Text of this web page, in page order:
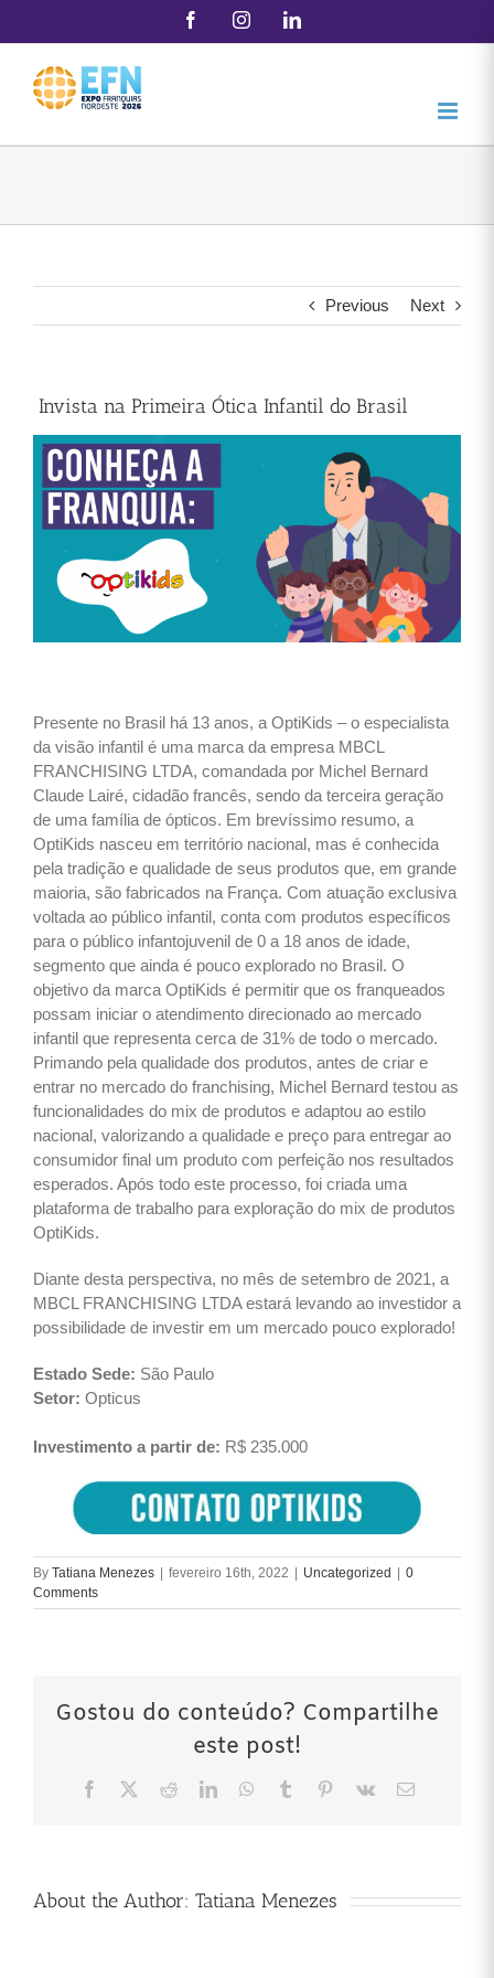
FacebookInstagramLinkedIn
Previous Next
Invista na Primeira Ótica Infantil do Brasil
Presente no Brasil há 13 anos, a OptiKids – o especialista
da visão infantil é uma marca da empresa MBCL
FRANCHISING LTDA, comandada por Michel Bernard
Claude Lairé, cidadão francês, sendo da terceira geração
de uma família de ópticos. Em brevíssimo resumo, a
OptiKids nasceu em território nacional, mas é conhecida
pela tradição e qualidade de seus produtos que, em grande
maioria, são fabricados na França. Com atuação exclusiva
voltada ao público infantil, conta com produtos específicos
para o público infantojuvenil de 0 a 18 anos de idade,
segmento que ainda é pouco explorado no Brasil. O
objetivo da marca OptiKids é permitir que os franqueados
possam iniciar o atendimento direcionado ao mercado
infantil que representa cerca de 31% de todo o mercado.
Primando pela qualidade dos produtos, antes de criar e
entrar no mercado do franchising, Michel Bernard testou as
funcionalidades do mix de produtos e adaptou ao estilo
nacional, valorizando a qualidade e preço para entregar ao
consumidor final um produto com perfeição nos resultados
esperados. Após todo este processo, foi criada uma
plataforma de trabalho para exploração do mix de produtos
OptiKids.
Diante desta perspectiva, no mês de setembro de 2021, a
MBCL FRANCHISING LTDA estará levando ao investidor a
possibilidade de investir em um mercado pouco explorado!
Estado Sede: São Paulo
Setor: Opticus
Investimento a partir de: R$ 235.000
By Tatiana Menezes | fevereiro 16th, 2022 | Uncategorized | 0
Comments
Gostou do conteúdo? Compartilhe
este post!
Facebook RedditLinkedInWhatsApp
Tumblr Pinterest
Vk Email
About the Author: Tatiana Menezes